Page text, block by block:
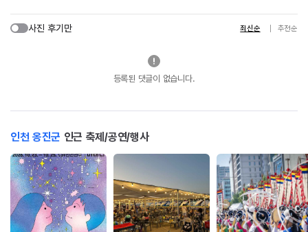
사진 후기만 최신순 추천순
등록된 댓글이 없습니다.
인천 옹진군 인근 축제/공연/행사